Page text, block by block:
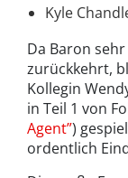
Kyle
Da Baron
zurückkehrt,
Kollegin
in Teil 1 von
Agent”)
ordentlich